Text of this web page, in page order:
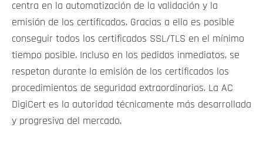
centra en la automatización de la validación y la
emisión de los certificados. Gracias a ello es posible
conseguir todos los certificados SSL/TLS en el mínimo
tiempo posible. Incluso en los pedidos inmediatos, se
respetan durante la emisión de los certificados los
procedimientos de seguridad extraordinarios. La AC
DigiCert es la autoridad técnicamente más desarrollada
y progresiva del mercado.